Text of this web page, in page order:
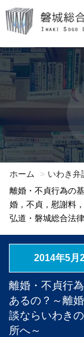
ン
ン
ツ
プ
ホーム
いわき弁
離婚・不貞行為の
婚，不貞，慰謝料
弘道・磐城総合法
2014年5月
離婚・不貞行
あるの？～離
談ならいわき
所へ～